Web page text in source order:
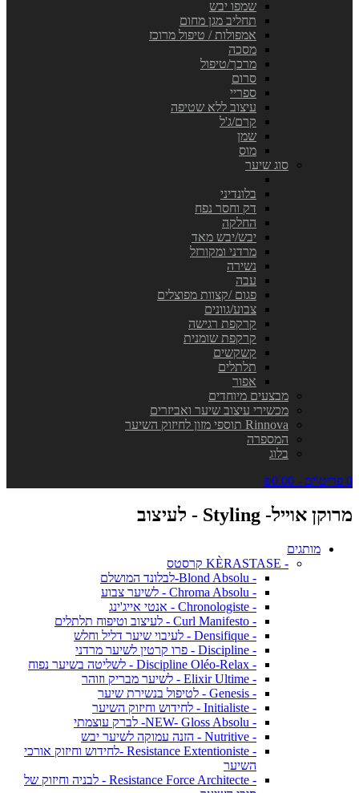
שמפו יבש
תחליב מגן מחום
אמפולות / טיפול מרוכז
מסכה
מרכך/טיפול
סרום
ספריי
עיצוב ללא שטיפה
קרם/ג'ל
שמן
מוס
סוג שיער
בלונדיני
דק וחסר נפח
החלקה
יבש/יבש מאד
מרדני ומקורזל
נשירה
עבה
פגום /קצוות מפוצלים
צבוע/גוונים
קרקפת רגישה
קרקפת שומנית
קשקשים
תלתלים
אפור
מבצעים מיוחדים
מכשירי עיצוב שיער ואביזרים
Rinnova תוספי מזון לחיזוק השיער
המספרה
בלוג
0 פריט\ים - ₪0.00
מרוקן אוייל- Styling - לעיצוב
מותגים
- KÈRASTASE קרסטס
- Blond Absolu-לבלונד המושלם
- Chroma Absolu - לשיער צבוע
- Chronologiste - אנטי אייג'ינג
- Curl Manifesto - לעיצוב וטיפוח תלתלים
- Densifique - לעיבוי שיער דליל וחלש
- Discipline - פרו קרטין לשיער מרדני
- Discipline Oléo-Relax - לשליטה בשיער נפוח
- Elixir Ultime - לשיער מבריק וזוהר
- Genesis - לטיפול בנשירת שיער
- Initialiste - לחידוש וחיזוק השיער
- NEW- Gloss Absolu- לברק עוצמתי
- Nutritive - הזנה עמוקה לשיער יבש
- Resistance Extentioniste -לחידוש וחיזוק אורכי
השיער
- Resistance Force Architecte - לבניה וחיזוק של